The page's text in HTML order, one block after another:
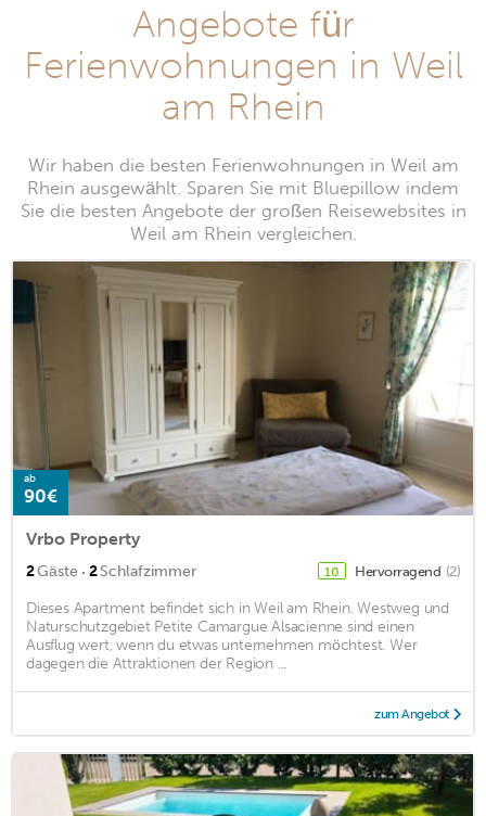
Angebote für
Ferienwohnungen in Weil
am Rhein
Wir haben die besten Ferienwohnungen in Weil am
Rhein ausgewählt. Sparen Sie mit Bluepillow indem
Sie die besten Angebote der großen Reisewebsites in
Weil am Rhein vergleichen.
ab
90€
Vrbo Property
2Gäste · 2Schlafzimmer 10 Hervorragend (2)
Dieses Apartment befindet sich in Weil am Rhein. Westweg und
Naturschutzgebiet Petite Camargue Alsacienne sind einen
Ausflug wert, wenn du etwas unternehmen möchtest. Wer
dagegen die Attraktionen der Region ...
zum Angebot